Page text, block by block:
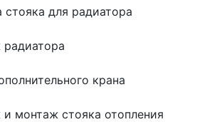
стояка для радиатора
крана
монтаж стояка отопления